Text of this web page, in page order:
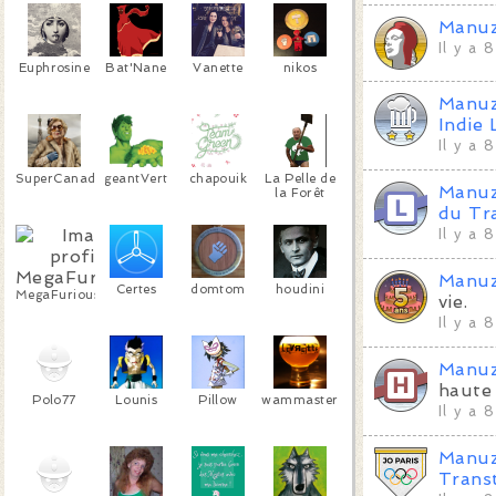
Euphrosine Bat'Nane Vanette nikos
SuperCanadianGranny
geantVert chapouik
La Pelle de
la Forêt
MegaFuriousMilfCertes domtom houdini
Polo77 Lounis Pillow wammaster
Il y a
Indie
Il y a
du
Il y a
vie.
Il y a
Il y a